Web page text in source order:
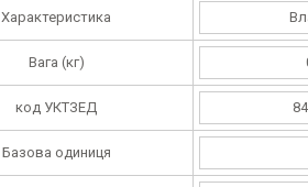
Характеристика
Вага (кг)
код УКТЗЕД
Базова одиниця